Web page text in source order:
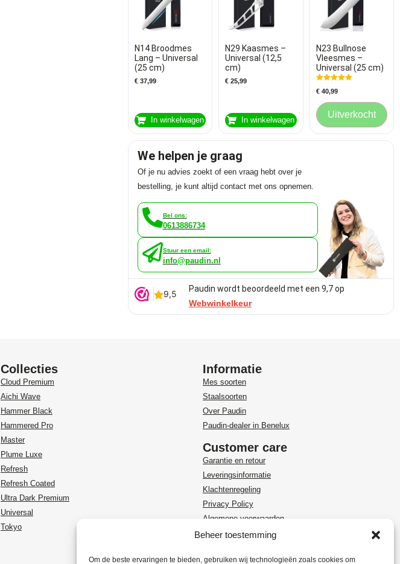
Beheer toestemming
Om de beste ervaringen te bieden, gebruiken wij technologieën zoals cookies om
N14 Broodmes
Lang – Universal
(25 cm)
€37,99
In winkelwagen
N29 Kaasmes –
Universal (12,5
cm)
€ 25,99
In winkelwagen
N23 Bullnose
Vleesmes –
Universal (25 cm)
5.00
€40,99
Uitverkocht
We helpen je graag
Of je nu advies zoekt of een vraag hebt over je
bestelling, je kunt altijd contact met ons opnemen.
Bel ons:
0613886734
Stuur een email:
info@paudin.nl
Paudin wordt beoordeeld met een 9,7 op
Webwinkelkeur
Collecties
Cloud Premium
Aichi Wave
Hammer Black
Hammered Pro
Master
Plume Luxe
Refresh
Refresh Coated
Ultra Dark Premium
Universal
Tokyo
Informatie
Mes soorten
Staalsoorten
Over Paudin
Paudin-dealer in Benelux
Customer care
Garantie en retour
Leveringsinformatie
Klachtenregeling
Privacy Policy
Algemene voorwaarden